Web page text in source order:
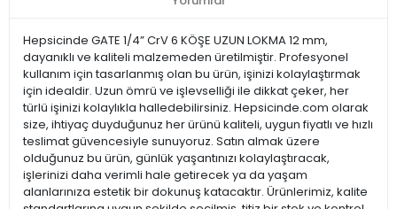
Hepsicinde GATE 1/4” CrV 6 KÖŞE UZUN LOKMA 12 mm,
dayanıklı ve kaliteli malzemeden üretilmiştir. Profesyonel
kullanım için tasarlanmış olan bu ürün, işinizi kolaylaştırmak
için idealdir. Uzun ömrü ve işlevselliği ile dikkat çeker, her
türlü işinizi kolaylıkla halledebilirsiniz. Hepsicinde.com olarak
size, ihtiyaç duyduğunuz her ürünü kaliteli, uygun fiyatlı ve hızlı
teslimat güvencesiyle sunuyoruz. Satın almak üzere
olduğunuz bu ürün, günlük yaşantınızı kolaylaştıracak,
işlerinizi daha verimli hale getirecek ya da yaşam
alanlarınıza estetik bir dokunuş katacaktır. Ürünlerimiz, kalite